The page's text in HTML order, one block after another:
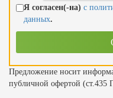
Я согласен(-на) с
данных.
Предложение носит
публичной офертой (ст.435